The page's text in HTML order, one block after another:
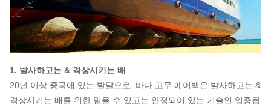
1. 발사하고는 & 격상시키는 배
20년 이상 중국에 있는 발달으로, 바다 고무 에어백은 발사하고는 &
격상시키는 배를 위한 믿을 수 있고는 안정되어 있는 기술인 입증됩